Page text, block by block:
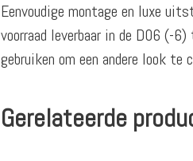
Eenvoudige montage en luxe
voorraad leverbaar in de D06 (-
gebruiken om een andere look te
Gerelateerde